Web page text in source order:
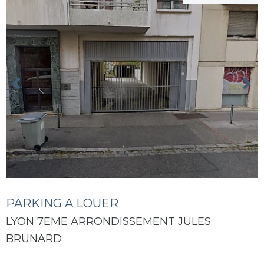
PARKING A LOUER
LYON 7EME ARRONDISSEMENT JULES
BRUNARD